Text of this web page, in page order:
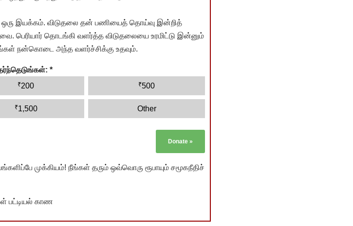
ஒரு இயக்கம். விடுதலை தன் பணியைத் தொய்வு இன்றித்
பெரியார் தொடங்கி வளர்த்த விடுதலையை உரமிட்டு இன்னும்
நன்கொடை அந்த வளர்ச்சிக்கு உதவும்.
*
₹200 ₹500
₹1,500 Other
Donate »
முக்கியம்! நீங்கள் தரும் ஒவ்வொரு ரூபாயும் சமூகநீதிச்
பட்டியல் காண